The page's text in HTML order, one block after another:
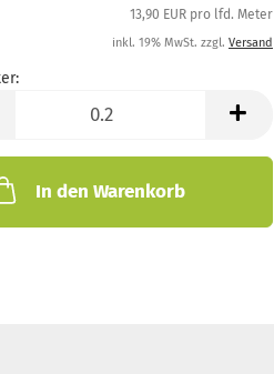
13,90 EUR pro lfd. Meter
inkl. 19% MwSt. zzgl. Versand
In den Warenkorb